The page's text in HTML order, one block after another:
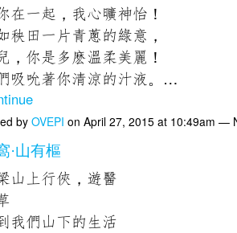
在一起，我心曠神怡！
秧田一片青蔥的綠意，
，你是多麽溫柔美麗！
吸吮著你清涼的汁液。…
byOVEPI on April 27, 2015 at 10:49am —
·山有樞
山上行俠，遊醫
我們山下的生活